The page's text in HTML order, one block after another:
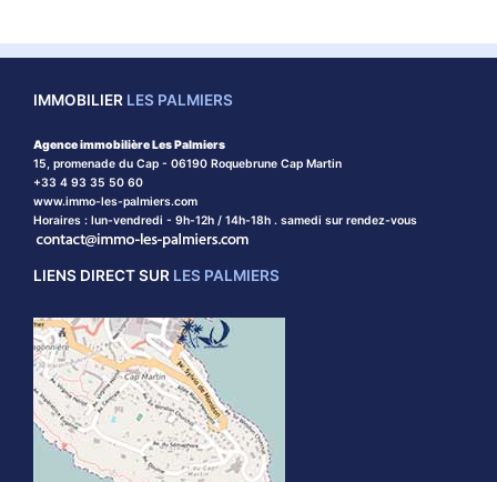
IMMOBILIER LES PALMIERS
Agence immobilière Les Palmiers
15, promenade du Cap - 06190 Roquebrune Cap Martin
+33 4 93 35 50 60
www.immo-les-palmiers.com
Horaires : lun-vendredi - 9h-12h / 14h-18h . samedi sur rendez-vous
LIENS DIRECT SUR LES PALMIERS